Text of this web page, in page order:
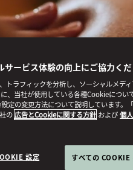
ービス体験の向上にご協力くだ
トラフィックを分析し、ソーシャルメデ
、当社が使用している各種Cookieについ
定の変更方法について説明しています。
の 広告とCookieに関する方針 および個
設定 すべての COOKIE